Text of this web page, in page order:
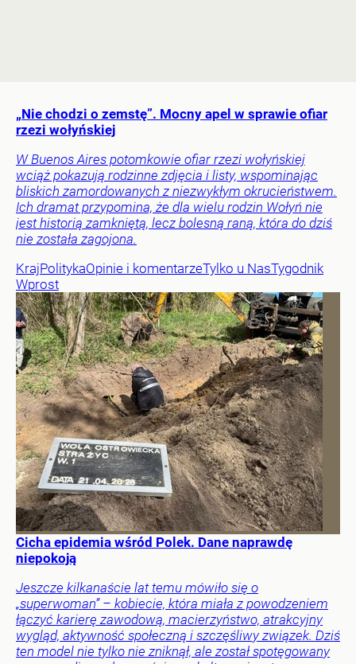
„Nie chodzi o zemstę”. Mocny apel w sprawie ofiar
rzezi wołyńskiej
W Buenos Aires potomkowie ofiar rzezi wołyńskiej
wciąż pokazują rodzinne zdjęcia i listy, wspominając
bliskich zamordowanych z niezwykłym okrucieństwem.
Ich dramat przypomina, że dla wielu rodzin Wołyń nie
jest historią zamkniętą, lecz bolesną raną, która do dziś
nie została zagojona.
KrajPolitykaOpinie i komentarzeTylko u NasTygodnik
Wprost
Cicha epidemia wśród Polek. Dane naprawdę
niepokoją
Jeszcze kilkanaście lat temu mówiło się o
„superwoman” – kobiecie, która miała z powodzeniem
łączyć karierę zawodową, macierzyństwo, atrakcyjny
wygląd, aktywność społeczną i szczęśliwy związek. Dziś
ten model nie tylko nie zniknął, ale został spotęgowany